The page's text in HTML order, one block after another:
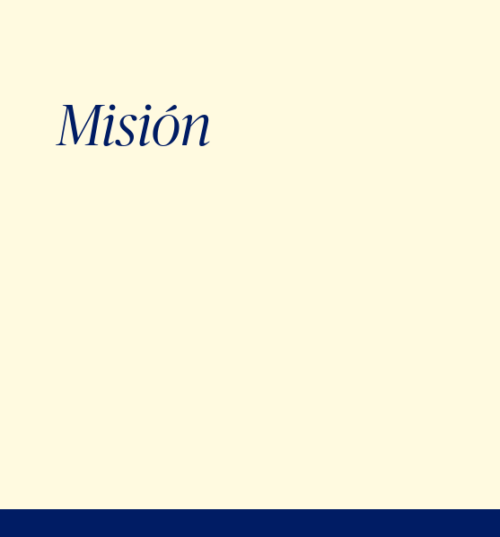
Misión